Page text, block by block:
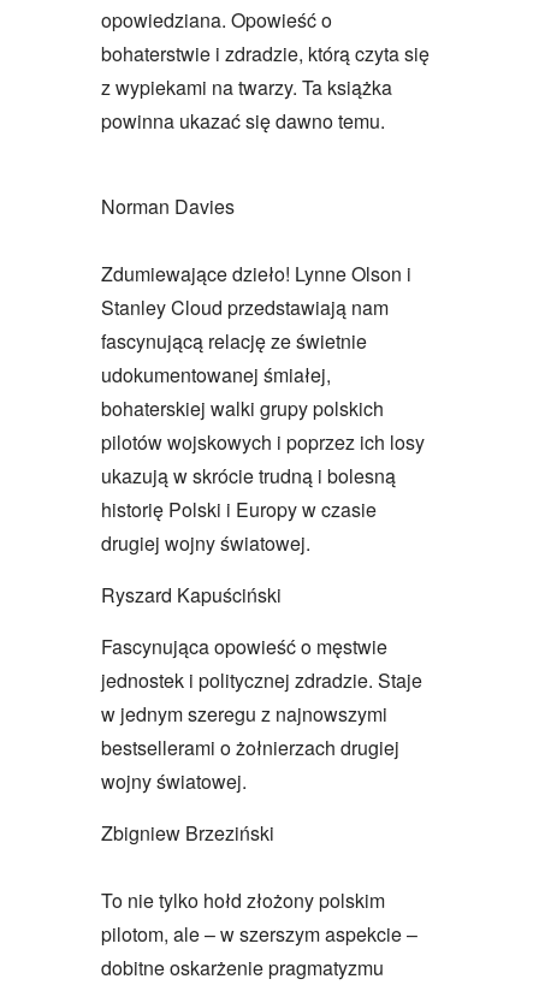
opowiedziana. Opowieść o
bohaterstwie i zdradzie, którą czyta się
z wypiekami na twarzy. Ta książka
powinna ukazać się dawno temu.
Norman Davies
Zdumiewające dzieło! Lynne Olson i
Stanley Cloud przedstawiają nam
fascynującą relację ze świetnie
udokumentowanej śmiałej,
bohaterskiej walki grupy polskich
pilotów wojskowych i poprzez ich losy
ukazują w skrócie trudną i bolesną
historię Polski i Europy w czasie
drugiej wojny światowej.
Ryszard Kapuściński
Fascynująca opowieść o męstwie
jednostek i politycznej zdradzie. Staje
w jednym szeregu z najnowszymi
bestsellerami o żołnierzach drugiej
wojny światowej.
Zbigniew Brzeziński
To nie tylko hołd złożony polskim
pilotom, ale – w szerszym aspekcie –
dobitne oskarżenie pragmatyzmu